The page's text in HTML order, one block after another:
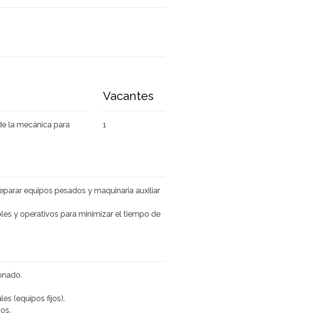
la mecánica para
Vacantes
1
equipos pesados ​​y maquinaria auxiliar
y operativos para minimizar el tiempo de
(equipos fijos).